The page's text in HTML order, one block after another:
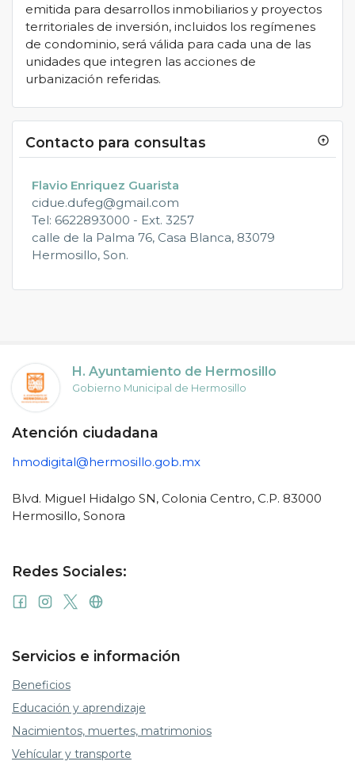
emitida para desarrollos inmobiliarios y proyectos
territoriales de inversión, incluidos los regímenes
de condominio, será válida para cada una de las
unidades que integren las acciones de
urbanización referidas.
Contacto para consultas arrow_circle_up
Flavio Enriquez Guarista
cidue.dufeg@gmail.com
Tel: 6622893000 - Ext. 3257
calle de la Palma 76, Casa Blanca, 83079
Hermosillo, Son.
H. Ayuntamiento de Hermosillo
Gobierno Municipal de Hermosillo
Atención ciudadana
hmodigital@hermosillo.gob.mx
Blvd. Miguel Hidalgo SN, Colonia Centro, C.P. 83000
Hermosillo, Sonora
Redes Sociales:
Servicios e información
Beneficios
Educación y aprendizaje
Nacimientos, muertes, matrimonios
Vehícular y transporte